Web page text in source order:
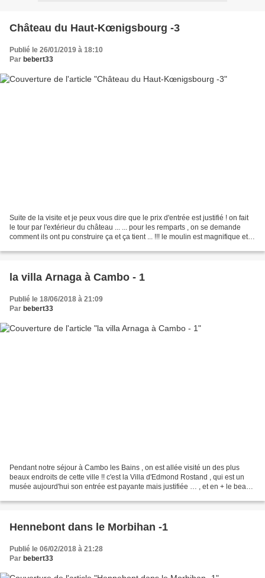
Château du Haut-Kœnigsbourg -3
Publié le 26/01/2019 à 18:10
Par bebert33
Suite de la visite et je peux vous dire que le prix d'entrée est justifié ! on fait
le tour par l'extérieur du château ... ... pour les remparts , on se demande
comment ils ont pu construire ça et ça tient ... !!! le moulin est magnifique et
la villa Arnaga à Cambo - 1
Publié le 18/06/2018 à 21:09
Par bebert33
Pendant notre séjour à Cambo les Bains , on est allée visité un des plus
beaux endroits de cette ville !! c'est la Villa d'Edmond Rostand , qui est un
musée aujourd'hui son entrée est payante mais justifiée … , et en + le beau
Hennebont dans le Morbihan -1
Publié le 06/02/2018 à 21:28
Par bebert33